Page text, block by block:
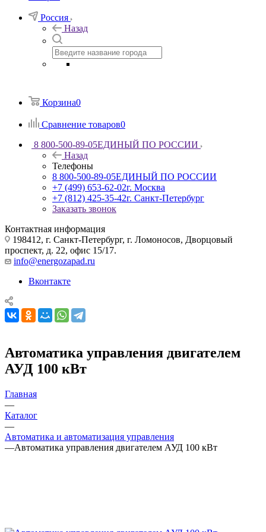
Россия
Назад
Корзина0
Сравнение товаров0
8 800-500-89-05ЕДИНЫЙ ПО РОССИИ
Назад
Телефоны
8 800-500-89-05ЕДИНЫЙ ПО РОССИИ
+7 (499) 653-62-02г. Москва
+7 (812) 425-35-42г. Санкт-Петербург
Заказать звонок
Контактная информация
198412, г. Санкт-Петербург, г. Ломоносов, Дворцовый
проспект, д. 22, офис 15/17.
info@energozapad.ru
Вконтакте
Автоматика управления двигателем
АУД 100 кВт
Главная
—
Каталог
—
Автоматика и автоматизация управления
—Автоматика управления двигателем АУД 100 кВт